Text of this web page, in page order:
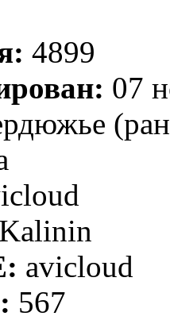
4899
07
avicloud
567